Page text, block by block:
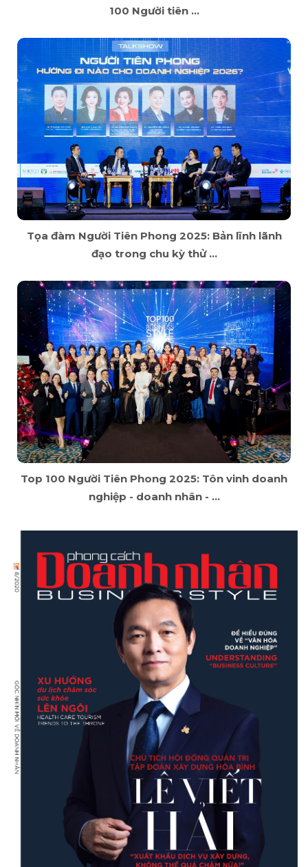
100 Người tiên ...
Tọa đàm Người Tiên Phong 2025: Bản lĩnh lãnh
đạo trong chu kỳ thử ...
Top 100 Người Tiên Phong 2025: Tôn vinh doanh
nghiệp - doanh nhân - ...